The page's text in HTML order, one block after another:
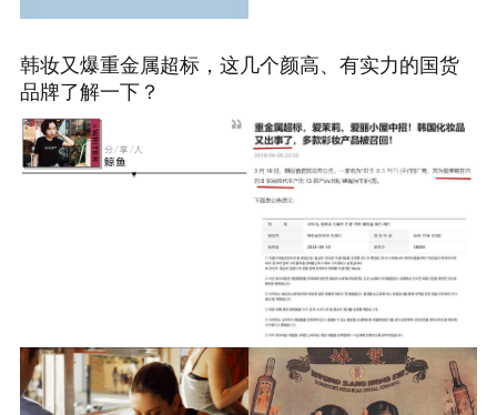
韩妆又爆重金属超标，这几个颜高、有实力的国货
品牌了解一下？